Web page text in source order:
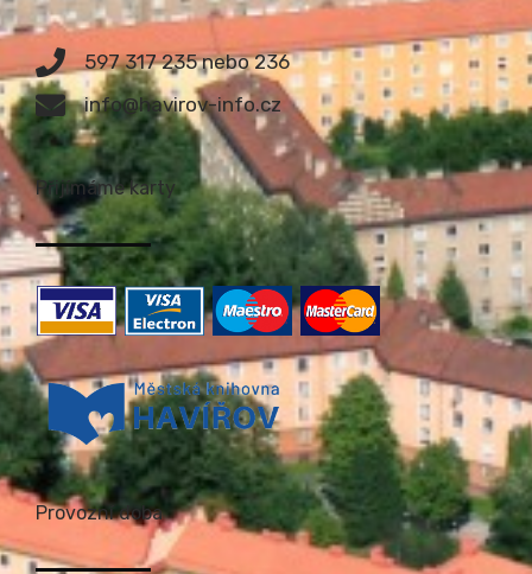
597 317 235 nebo 236
info@havirov-info.cz
Přijímáme karty
Provozní doba